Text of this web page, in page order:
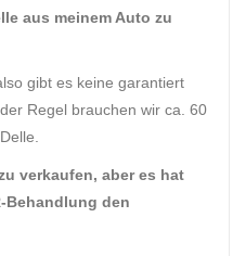
aus meinem Auto zu
gibt es keine garantiert
Regel brauchen wir ca. 60
verkaufen, aber es hat
Behandlung den